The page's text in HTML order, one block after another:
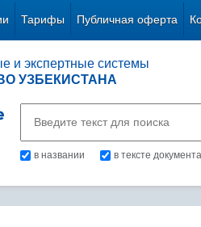
Тарифы Публичная оферта
и экспертные системы
УЗБЕКИСТАНА
в названии в тексте документа